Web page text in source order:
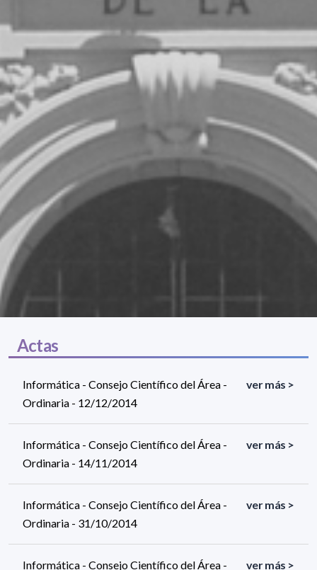
Actas
Informática - Consejo Científico del Área -
Ordinaria - 12/12/2014
ver más >
Informática - Consejo Científico del Área -
Ordinaria - 14/11/2014
ver más >
Informática - Consejo Científico del Área -
Ordinaria - 31/10/2014
ver más >
Informática - Consejo Científico del Área - ver más >